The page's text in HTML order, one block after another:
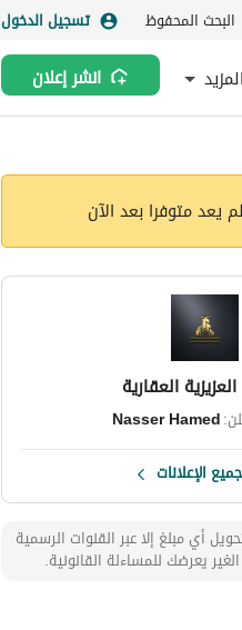
البحث المحفوظ تسجيل الدخول
المزيد انشر إعلان
يعد متوفرا بعد الآن
العقارية
Nasser Hamed
الإعلانات
أي مبلغ إلا عبر القنوات الرسمية
يعرضك للمساءلة القانونية.